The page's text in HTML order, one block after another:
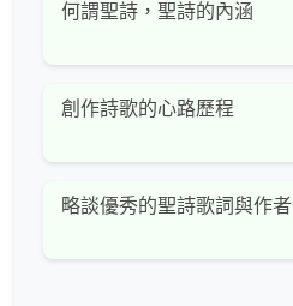
何謂聖詩，聖詩的內涵
創作詩歌的心路歷程
略談優秀的聖詩歌詞與作者